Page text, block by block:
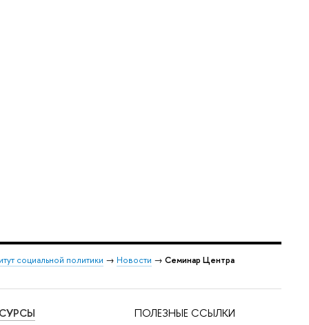
социальной политики → Новости → Семинар Центра
ПОЛЕЗНЫЕ ССЫЛКИ